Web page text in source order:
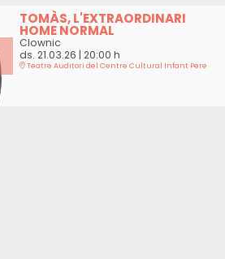
TOMÀS, L'EXTRAORDINARI
HOME NORMAL
Clownic
ds. 21.03.26 | 20:00 h
Teatre Auditori del Centre Cultural Infant Pere